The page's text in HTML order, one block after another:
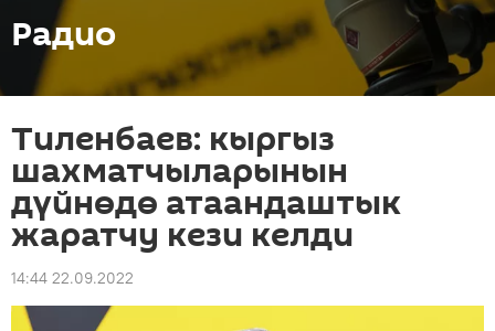
Радио
Тиленбаев: кыргыз
шахматчыларынын
дүйнөдө атаандаштык
жаратчу кези келди
14:44 22.09.2022